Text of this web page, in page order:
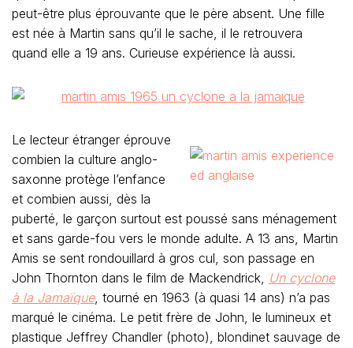
peut-être plus éprouvante que le père absent. Une fille
est née à Martin sans qu’il le sache, il le retrouvera
quand elle a 19 ans. Curieuse expérience là aussi.
Le lecteur étranger éprouve
combien la culture anglo-
saxonne protège l’enfance
et combien aussi, dès la
puberté, le garçon surtout est poussé sans ménagement
et sans garde-fou vers le monde adulte. A 13 ans, Martin
Amis se sent rondouillard à gros cul, son passage en
John Thornton dans le film de Mackendrick, Un cyclone
à la Jamaïque, tourné en 1963 (à quasi 14 ans) n’a pas
marqué le cinéma. Le petit frère de John, le lumineux et
plastique Jeffrey Chandler (photo), blondinet sauvage de